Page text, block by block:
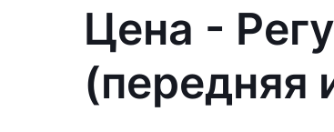
Цена -
(передняя